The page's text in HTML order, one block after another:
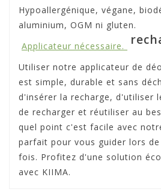
Hypoallergénique, végane,
aluminium, OGM ni gluten.
Applicateur nécessaire.
Utiliser notre applicateur de
est simple, durable et sans
d'insérer la recharge, d'utiliser
de recharger et réutiliser au
quel point c'est facile avec
parfait pour vous guider lors
fois. Profitez d'une solution
avec KIIMA.